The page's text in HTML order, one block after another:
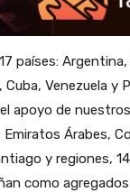
países:
Venezuela y
apoyo de
Árabes,
y regiones,
como